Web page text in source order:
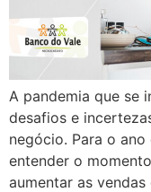
A pandemia que se
desafios e
negócio. Para o
entender o
aumentar as